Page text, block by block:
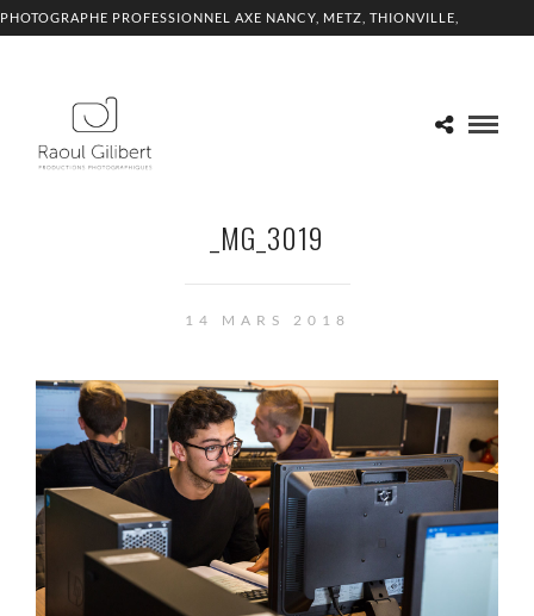
PHOTOGRAPHE PROFESSIONNEL AXE NANCY, METZ, THIONVILLE,
_MG_3019
14 MARS 2018